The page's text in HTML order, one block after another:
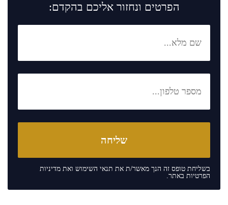
הפרטים ונחזור אליכם בהקדם:
בשליחת טופס זה הנך מאשר/ת את תנאי השימוש ואת מדיניות
הפרטיות באתר.